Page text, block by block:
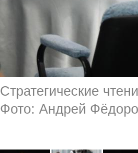
Стратегические
Фото: Андрей